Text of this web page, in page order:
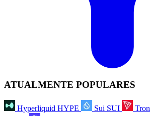
ATUALMENTE POPULARES
Hyperliquid HYPE Sui SUI Tron